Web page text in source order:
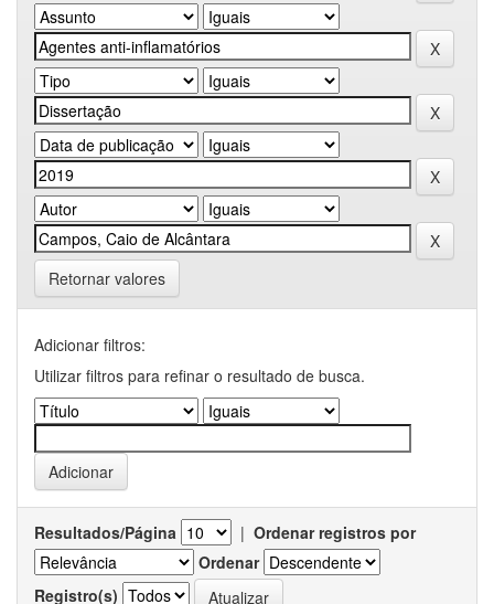
Retornar valores
Adicionar filtros:
Utilizar filtros para refinar o resultado de busca.
Resultados/Página | Ordenar registros por
Ordenar
Registro(s)